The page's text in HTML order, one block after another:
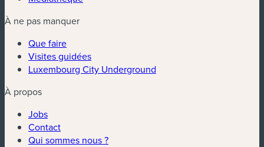
À ne pas manquer
Que faire
Visites guidées
Luxembourg City Underground
À propos
Jobs
Contact
Qui sommes nous ?